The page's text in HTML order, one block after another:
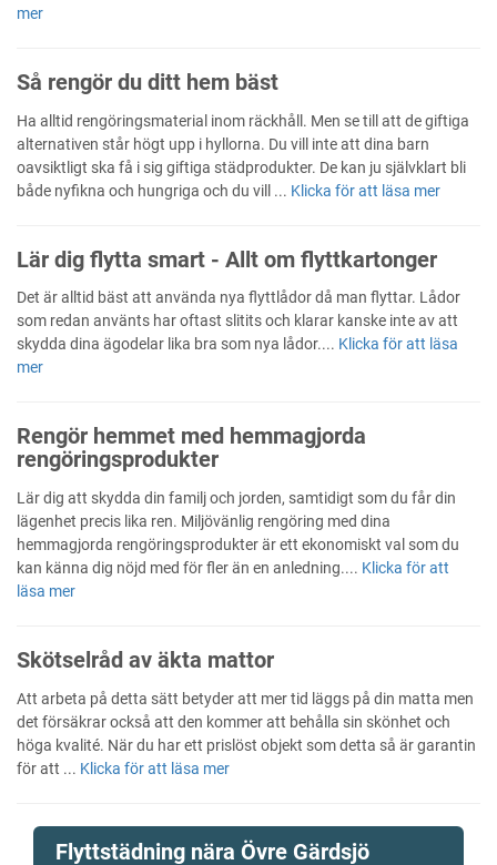
mer
Så rengör du ditt hem bäst
Ha alltid rengöringsmaterial inom räckhåll. Men se till att de giftiga
alternativen står högt upp i hyllorna. Du vill inte att dina barn
oavsiktligt ska få i sig giftiga städprodukter. De kan ju självklart bli
både nyfikna och hungriga och du vill ... Klicka för att läsa mer
Lär dig flytta smart - Allt om flyttkartonger
Det är alltid bäst att använda nya flyttlådor då man flyttar. Lådor
som redan använts har oftast slitits och klarar kanske inte av att
skydda dina ägodelar lika bra som nya lådor.... Klicka för att läsa
mer
Rengör hemmet med hemmagjorda
rengöringsprodukter
Lär dig att skydda din familj och jorden, samtidigt som du får din
lägenhet precis lika ren. Miljövänlig rengöring med dina
hemmagjorda rengöringsprodukter är ett ekonomiskt val som du
kan känna dig nöjd med för fler än en anledning.... Klicka för att
läsa mer
Skötselråd av äkta mattor
Att arbeta på detta sätt betyder att mer tid läggs på din matta men
det försäkrar också att den kommer att behålla sin skönhet och
höga kvalité. När du har ett prislöst objekt som detta så är garantin
för att ... Klicka för att läsa mer
Flyttstädning nära Övre Gärdsjö